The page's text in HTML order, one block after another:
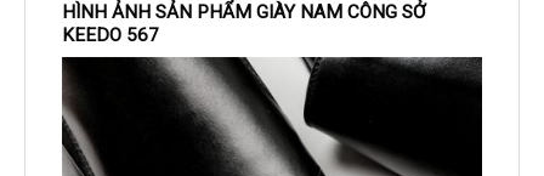
HÌNH ẢNH SẢN PHẨM GIÀY NAM CÔNG SỞ
KEEDO 567